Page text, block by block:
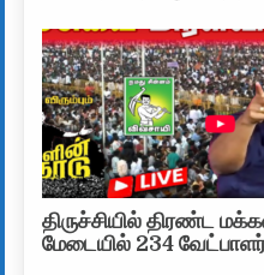
திருச்சியில் திரண்ட
மேடையில் 234